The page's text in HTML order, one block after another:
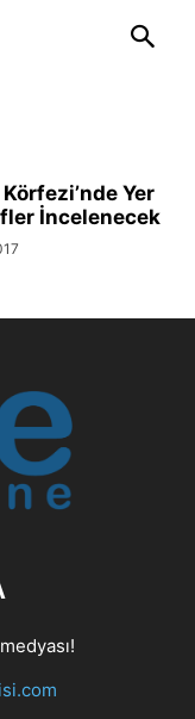
Yer
İncelenecek